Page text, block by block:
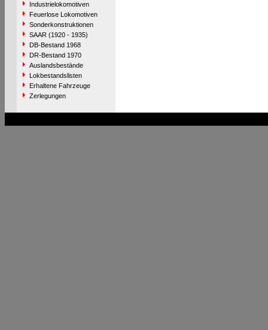
Industrielokomotiven
Feuerlose Lokomotiven
Sonderkonstruktionen
SAAR (1920 - 1935)
DB-Bestand 1968
DR-Bestand 1970
Auslandsbestände
Lokbestandslisten
Erhaltene Fahrzeuge
Zerlegungen